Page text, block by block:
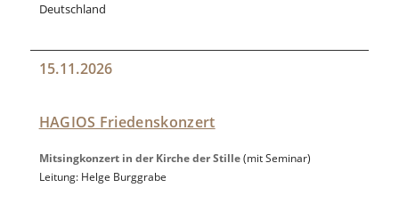
Deutschland
15.11.2026
HAGIOS Friedenskonzert
Mitsingkonzert in der Kirche der Stille(mit Seminar)
Leitung: Helge Burggrabe